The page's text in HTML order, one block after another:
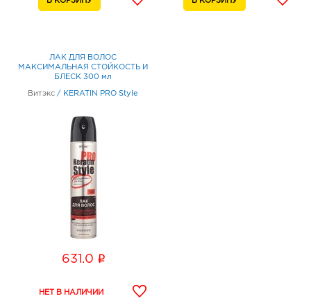
ЛАК ДЛЯ ВОЛОС
МАКСИМАЛЬНАЯ СТОЙКОСТЬ И
БЛЕСК 300 мл
Витэкс / KERATIN PRO Style
631.0 i